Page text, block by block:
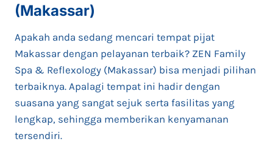
(Makassar)
Apakah anda sedang mencari tempat pijat
Makassar dengan pelayanan terbaik? ZEN Family
Spa & Reflexology (Makassar) bisa menjadi pilihan
terbaiknya. Apalagi tempat ini hadir dengan
suasana yang sangat sejuk serta fasilitas yang
lengkap, sehingga memberikan kenyamanan
tersendiri.